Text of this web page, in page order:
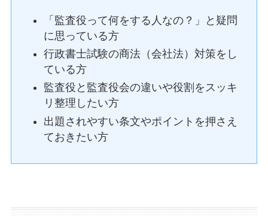
「監査役って何をする人なの？」と疑問
に思っている方
行政書士試験の商法（会社法）対策をし
ている方
監査役と監査役会の違いや役割をスッキ
リ整理したい方
出題されやすい条文やポイントを押さえ
ておきたい方